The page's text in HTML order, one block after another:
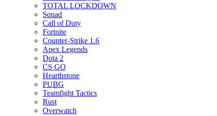
TOTAL LOCKDOWN
Squad
Call of Duty
Fortnite
Counter-Strike 1.6
Apex Legends
Dota 2
CS GO
Hearthstone
PUBG
Teamfight Tactics
Rust
Overwatch